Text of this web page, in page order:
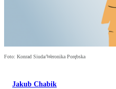
Foto: Konrad Siuda/Weronika Porębska
Jakub Chabik